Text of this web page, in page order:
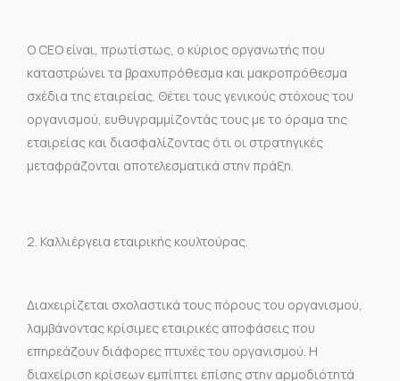
Ο CEO είναι, πρωτίστως, ο κύριος οργανωτής που
καταστρώνει τα βραχυπρόθεσμα και μακροπρόθεσμα
σχέδια της εταιρείας. Θέτει τους γενικούς στόχους του
οργανισμού, ευθυγραμμίζοντάς τους με το όραμα της
εταιρείας και διασφαλίζοντας ότι οι στρατηγικές
μεταφράζονται αποτελεσματικά στην πράξη.
2. Καλλιέργεια εταιρικής κουλτούρας.
Διαχειρίζεται σχολαστικά τους πόρους του οργανισμού,
λαμβάνοντας κρίσιμες εταιρικές αποφάσεις που
επηρεάζουν διάφορες πτυχές του οργανισμού. Η
διαχείριση κρίσεων εμπίπτει επίσης στην αρμοδιότητά